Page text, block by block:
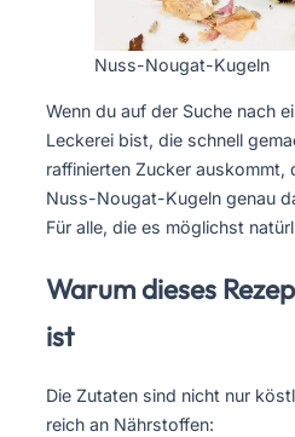
Nuss-Nougat-Kugeln
Wenn du auf der Suche nach
Leckerei bist, die schnell
raffinierten Zucker auskommt,
Nuss-Nougat-Kugeln genau
Für alle, die es möglichst
Warum dieses
ist
Die Zutaten sind nicht nur
reich an Nährstoffen: